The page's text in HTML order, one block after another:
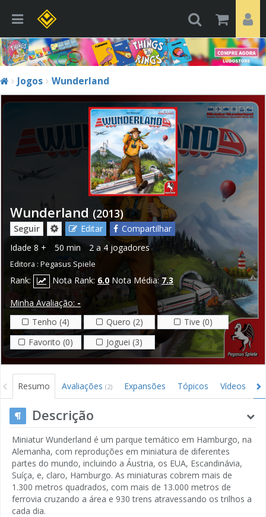
Jogos Wunderland
Wunderland (2013)
Seguir Editar
Compartilhar
Idade 8 + 50 min 2 a 4 jogadores
Editora : Pegasus Spiele
Rank: Nota Rank: 6.0 Nota Média:7.3
Minha Avaliação: -
Tenho (4)
Quero (2)
Tive (0)
Favorito (0)
Joguei (3)
Resumo Avaliações (2) Expansões Tópicos Vídeos
Descrição
Miniatur Wunderland é um parque temático em Hamburgo, na
Alemanha, com reproduções em miniatura de diferentes
partes do mundo, incluindo a Áustria, os EUA, Escandinávia,
Suíça, e, claro, Hamburgo. As miniaturas cobrem mais de
1.300 metros quadrados, com mais de 13.000 metros de
ferrovia cruzando a área e 930 trens atravessando os trilhos a
cada dia.